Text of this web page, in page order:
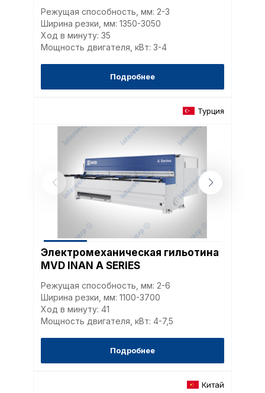
Режущая способность, мм: 2-3
Ширина резки, мм: 1350-3050
Ход в минуту: 35
Мощность двигателя, кВт: 3-4
Подробнее
Турция
Электромеханическая гильотина
MVD INAN A SERIES
Режущая способность, мм: 2-6
Ширина резки, мм: 1100-3700
Ход в минуту: 41
Мощность двигателя, кВт: 4-7,5
Подробнее
Китай